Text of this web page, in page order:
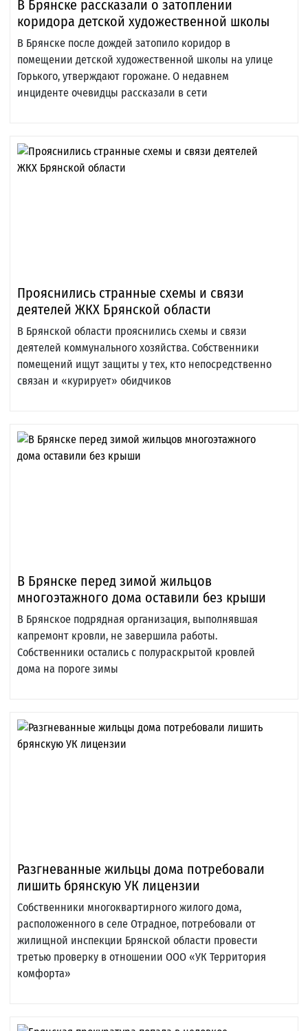
В Брянске рассказали о затоплении
коридора детской художественной школы
В Брянске после дождей затопило коридор в
помещении детской художественной школы на улице
Горького, утверждают горожане. О недавнем
инциденте очевидцы рассказали в сети
Прояснились странные схемы и связи
деятелей ЖКХ Брянской области
В Брянской области прояснились схемы и связи
деятелей коммунального хозяйства. Собственники
помещений ищут защиты у тех, кто непосредственно
связан и «курирует» обидчиков
В Брянске перед зимой жильцов
многоэтажного дома оставили без крыши
В Брянское подрядная организация, выполнявшая
капремонт кровли, не завершила работы.
Собственники остались с полураскрытой кровлей
дома на пороге зимы
Разгневанные жильцы дома потребовали
лишить брянскую УК лицензии
Собственники многоквартирного жилого дома,
расположенного в селе Отрадное, потребовали от
жилищной инспекции Брянской области провести
третью проверку в отношении ООО «УК Территория
комфорта»